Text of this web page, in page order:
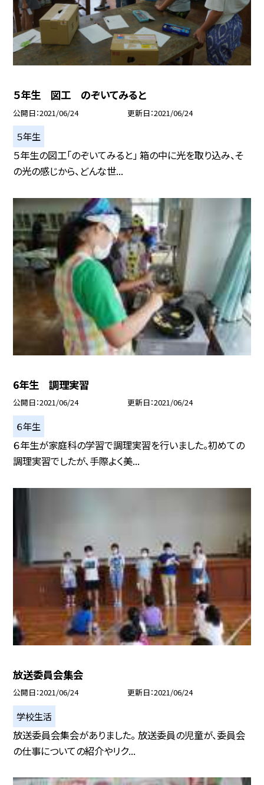
５年生 図工 のぞいてみると
公開日 2021/06/24 更新日 2021/06/24
５年生
５年生の図工「のぞいてみると」 箱の中に光を取り込み、そ
の光の感じから、どんな世...
6年生 調理実習
公開日 2021/06/24 更新日 2021/06/24
６年生
６年生が家庭科の学習で調理実習を行いました。初めての
調理実習でしたが、手際よく美...
放送委員会集会
公開日 2021/06/24 更新日 2021/06/24
学校生活
放送委員会集会がありました。 放送委員の児童が、委員会
の仕事についての紹介やリク...